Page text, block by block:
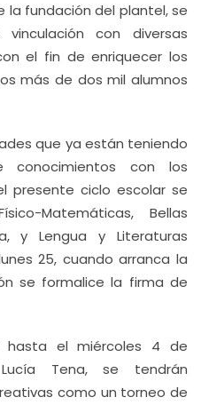
la fundación del plantel, se
con diversas
el fin de enriquecer los
más de dos mil alumnos
que ya están teniendo
conocimientos con los
presente ciclo escolar se
Matemáticas, Bellas
y Lengua y Literaturas
25, cuando arranca la
se formalice la firma de
el miércoles 4 de
Tena, se tendrán
como un torneo de